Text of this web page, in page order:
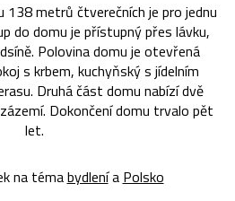
138 metrů čtverečních je pro jednu
do domu je přístupný přes lávku,
Polovina domu je otevřená
s krbem, kuchyňský s jídelním
Druhá část domu nabízí dvě
Dokončení domu trvalo pět
let.
na témabydlenía Polsko